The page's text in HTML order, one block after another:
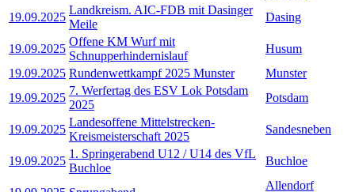
19.09.2025
Landkreism. AIC-FDB mit Dasinger
Meile
Dasing
19.09.2025
Offene KM Wurf mit
Schnupperhindernislauf
Husum
19.09.2025 Rundenwettkampf 2025 Munster
Munster
19.09.2025
7. Werfertag des ESV Lok Potsdam
2025
Potsdam
19.09.2025
Landesoffene Mittelstrecken-
Kreismeisterschaft 2025
Sandesneben
19.09.2025
1. Springerabend U12 / U14 des VfL
Buchloe
Buchloe
Allendorf